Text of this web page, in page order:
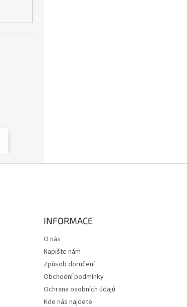
INFORMACE
O nás
Napište nám
Způsob doručení
Obchodní podmínky
Ochrana osobních údajů
Kde nás najdete